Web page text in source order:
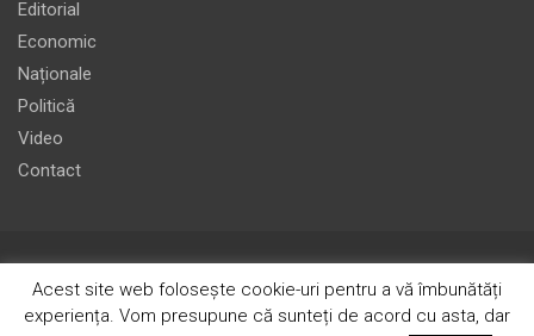
Editorial
Economic
Naționale
Politică
Video
Contact
Copyright © 2026Ziarul Știrea Theme by:Theme Horse
Acest site web folosește cookie-uri pentru a vă îmbunătăți
experiența. Vom presupune că sunteți de acord cu asta, dar